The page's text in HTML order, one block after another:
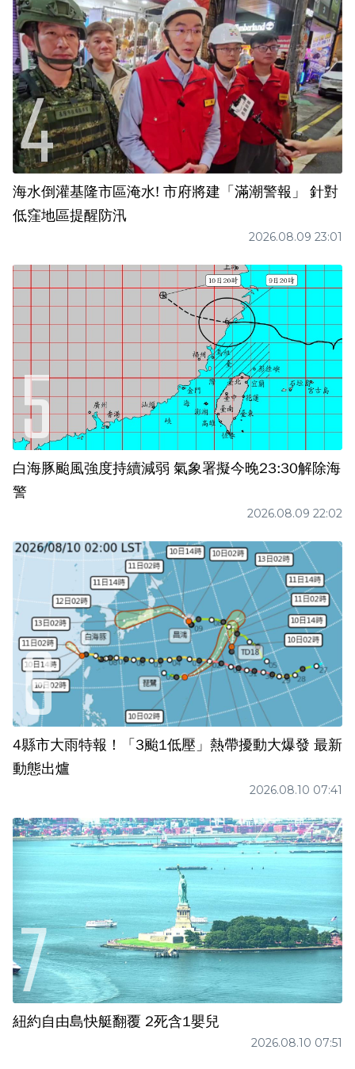
海水倒灌基隆市區淹水! 市府將建「滿潮警報」 針對
低窪地區提醒防汛
2026.08.09 23:01
白海豚颱風強度持續減弱 氣象署擬今晚23:30解除海
警
2026.08.09 22:02
4縣市大雨特報！「3颱1低壓」熱帶擾動大爆發 最新
動態出爐
2026.08.10 07:41
紐約自由島快艇翻覆 2死含1嬰兒
2026.08.10 07:51